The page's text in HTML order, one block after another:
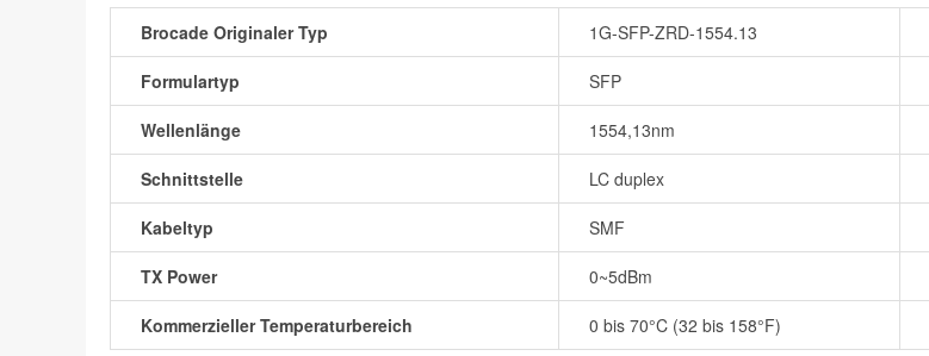
Brocade Originaler Typ 1G-SFP-ZRD-1554.13
Formulartyp SFP
Wellenlänge 1554,13nm
Schnittstelle LC duplex
Kabeltyp SMF
TX Power 0~5dBm
Kommerzieller Temperaturbereich 0 bis 70°C (32 bis 158°F)